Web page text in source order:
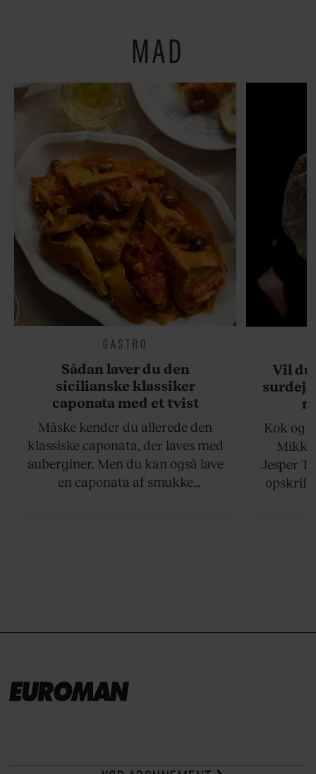
MAD
GASTRO
Sådan laver du den
sicilianske klassiker
caponata med et tvist
Måske kender du allerede den
klassiske caponata, der laves med
auberginer. Men du kan også lave
en caponata af smukke
Vil du
Kok og
Jesper
opskrift